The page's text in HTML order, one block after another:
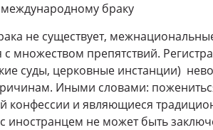
международному браку
не существует,
множеством препятствий.
суды, церковные инстанции)
Иными словами:
конфессии и являющиеся
иностранцем не может быть